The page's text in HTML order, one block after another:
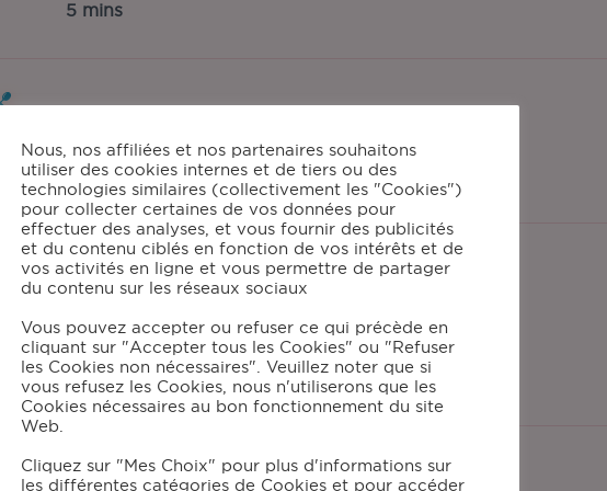
5 mins
g de chocolat noir
cl de lait demi-écrémé
càc d'arôme vanille
Nous, nos affiliées et nos partenaires souhaitons
utiliser des cookies internes et de tiers ou des
technologies similaires (collectivement les "Cookies")
pour collecter certaines de vos données pour
effectuer des analyses, et vous fournir des publicités
et du contenu ciblés en fonction de vos intérêts et de
vos activités en ligne et vous permettre de partager
du contenu sur les réseaux sociaux
Vous pouvez accepter ou refuser ce qui précède en
cliquant sur "Accepter tous les Cookies" ou "Refuser
les Cookies non nécessaires". Veuillez noter que si
vous refusez les Cookies, nous n'utiliserons que les
Cookies nécessaires au bon fonctionnement du site
Web.
Cliquez sur "Mes Choix" pour plus d'informations sur
les différentes catégories de Cookies et pour accéder